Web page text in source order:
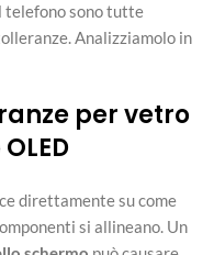
telefono sono tutte
Analizziamolo in
per vetro
direttamente su come
si allineano. Un